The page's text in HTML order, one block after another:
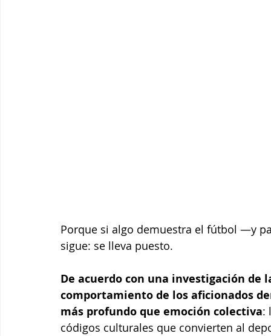
Porque si algo demuestra el fútbol —y
sigue: se lleva puesto.
De acuerdo con una investigación de
comportamiento de los aficionados
más profundo que emoción colectiva:
códigos culturales que convierten al